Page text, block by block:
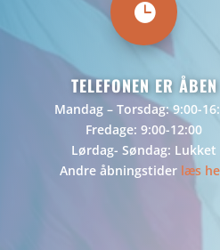

TELEFONEN ER ÅBEN
Mandag – Torsdag: 9:00-
Fredage: 9:00-12:00
Lørdag- Søndag: Lukket
Andre åbningstider læs